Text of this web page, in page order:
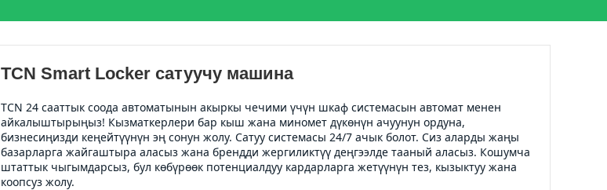
TCN Smart Locker сатуучу машина
TCN 24 сааттык соода автоматынын акыркы чечими үчүн шкаф системасын автомат менен
айкалыштырыңыз! Кызматкерлери бар кыш жана миномет дүкөнүн ачуунун ордуна,
бизнесиңизди кеңейтүүнүн эң сонун жолу. Сатуу системасы 24/7 ачык болот. Сиз аларды жаңы
базарларга жайгаштыра аласыз жана брендди жергиликтүү деңгээлде тааный аласыз. Кошумча
штаттык чыгымдарсыз, бул көбүрөөк потенциалдуу кардарларга жетүүнүн тез, кызыктуу жана
коопсуз жолу.